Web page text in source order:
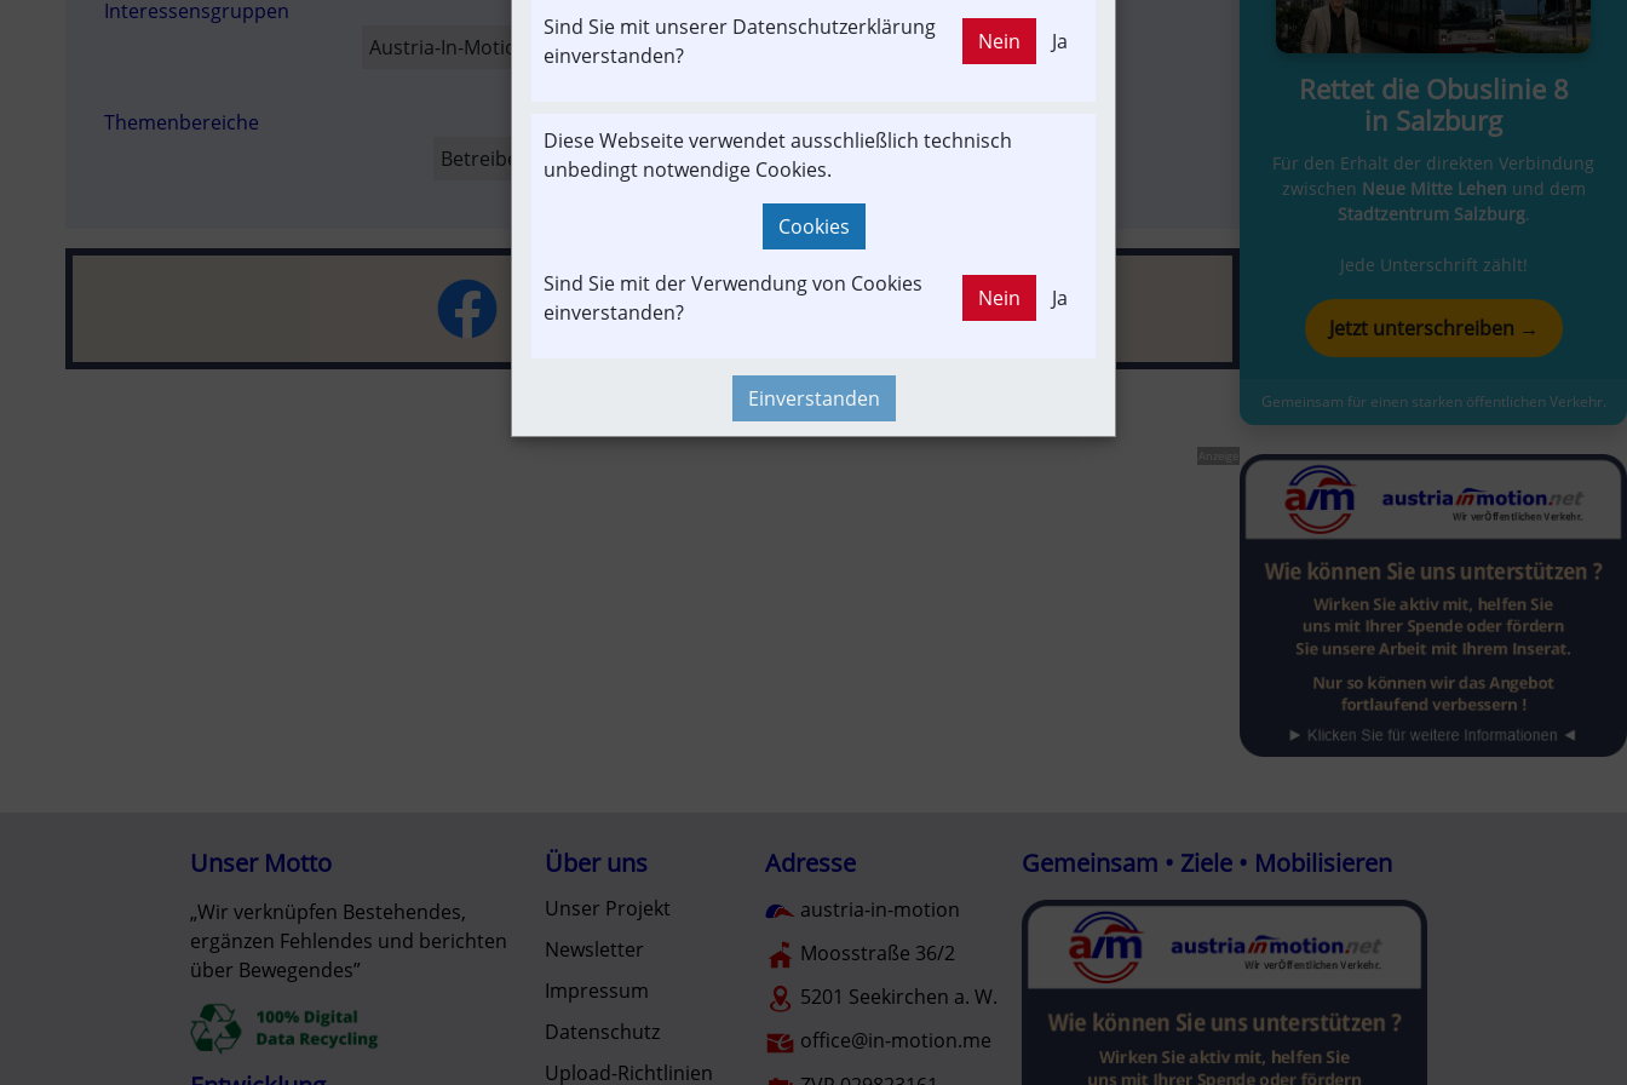
SOLD OUT
Interessensgruppen
Austria-In-Motion
Die Rote Elektrische Kontrovers
Themenbereiche
Betreiber
Newslink Sonderfahrt Time-Event
Rettet die Obuslinie 8
in Salzburg
Für den Erhalt der direkten Verbindung
zwischen Neue Mitte Lehen und dem
Stadtzentrum Salzburg.
Jede Unterschrift zählt!
Jetzt unterschreiben →
Gemeinsam für einen starken öffentlichen Verkehr.
Anzeige
Unser Motto
„Wir verknüpfen Bestehendes,
ergänzen Fehlendes und berichten
über Bewegendes”
Über uns
Unser Projekt
Newsletter
Impressum
Datenschutz
Upload-Richtlinien
Adresse
austria-in-motion
Moosstraße 36/2
5201 Seekirchen a. W.
office@in-motion.me
Gemeinsam • Ziele • Mobilisieren
Sind Sie mit unserer Datenschutzerklärung
einverstanden?
Nein Ja
Diese Webseite verwendet ausschließlich technisch
unbedingt notwendige Cookies.
Cookies
Sind Sie mit der Verwendung von Cookies
einverstanden?
Nein Ja
Einverstanden